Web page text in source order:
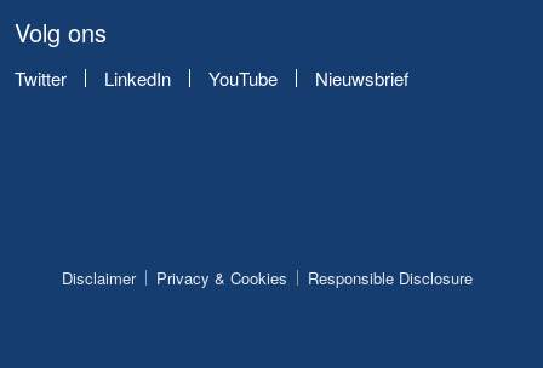
Volg ons
Twitter LinkedIn YouTube Nieuwsbrief
Disclaimer Privacy & Cookies Responsible Disclosure